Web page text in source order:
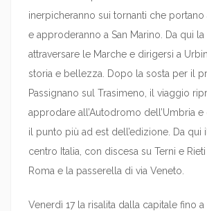
inerpicheranno sui tornanti che portano
e approderanno a San Marino. Da qui
attraversare le Marche e dirigersi a
storia e bellezza. Dopo la sosta per il
Passignano sul Trasimeno, il viaggio
approdare all’Autodromo dell’Umbria e
il punto più ad est dell’edizione. Da qui
centro Italia, con discesa su Terni e Rieti
Roma e la passerella di via Veneto.
Venerdì 17 la risalita dalla capitale fino a